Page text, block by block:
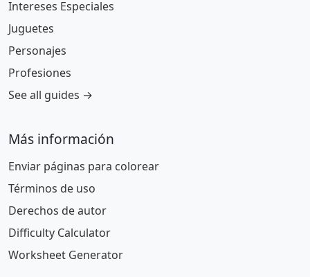
Intereses Especiales
Juguetes
Personajes
Profesiones
See all guides →
Más información
Enviar páginas para colorear
Términos de uso
Derechos de autor
Difficulty Calculator
Worksheet Generator